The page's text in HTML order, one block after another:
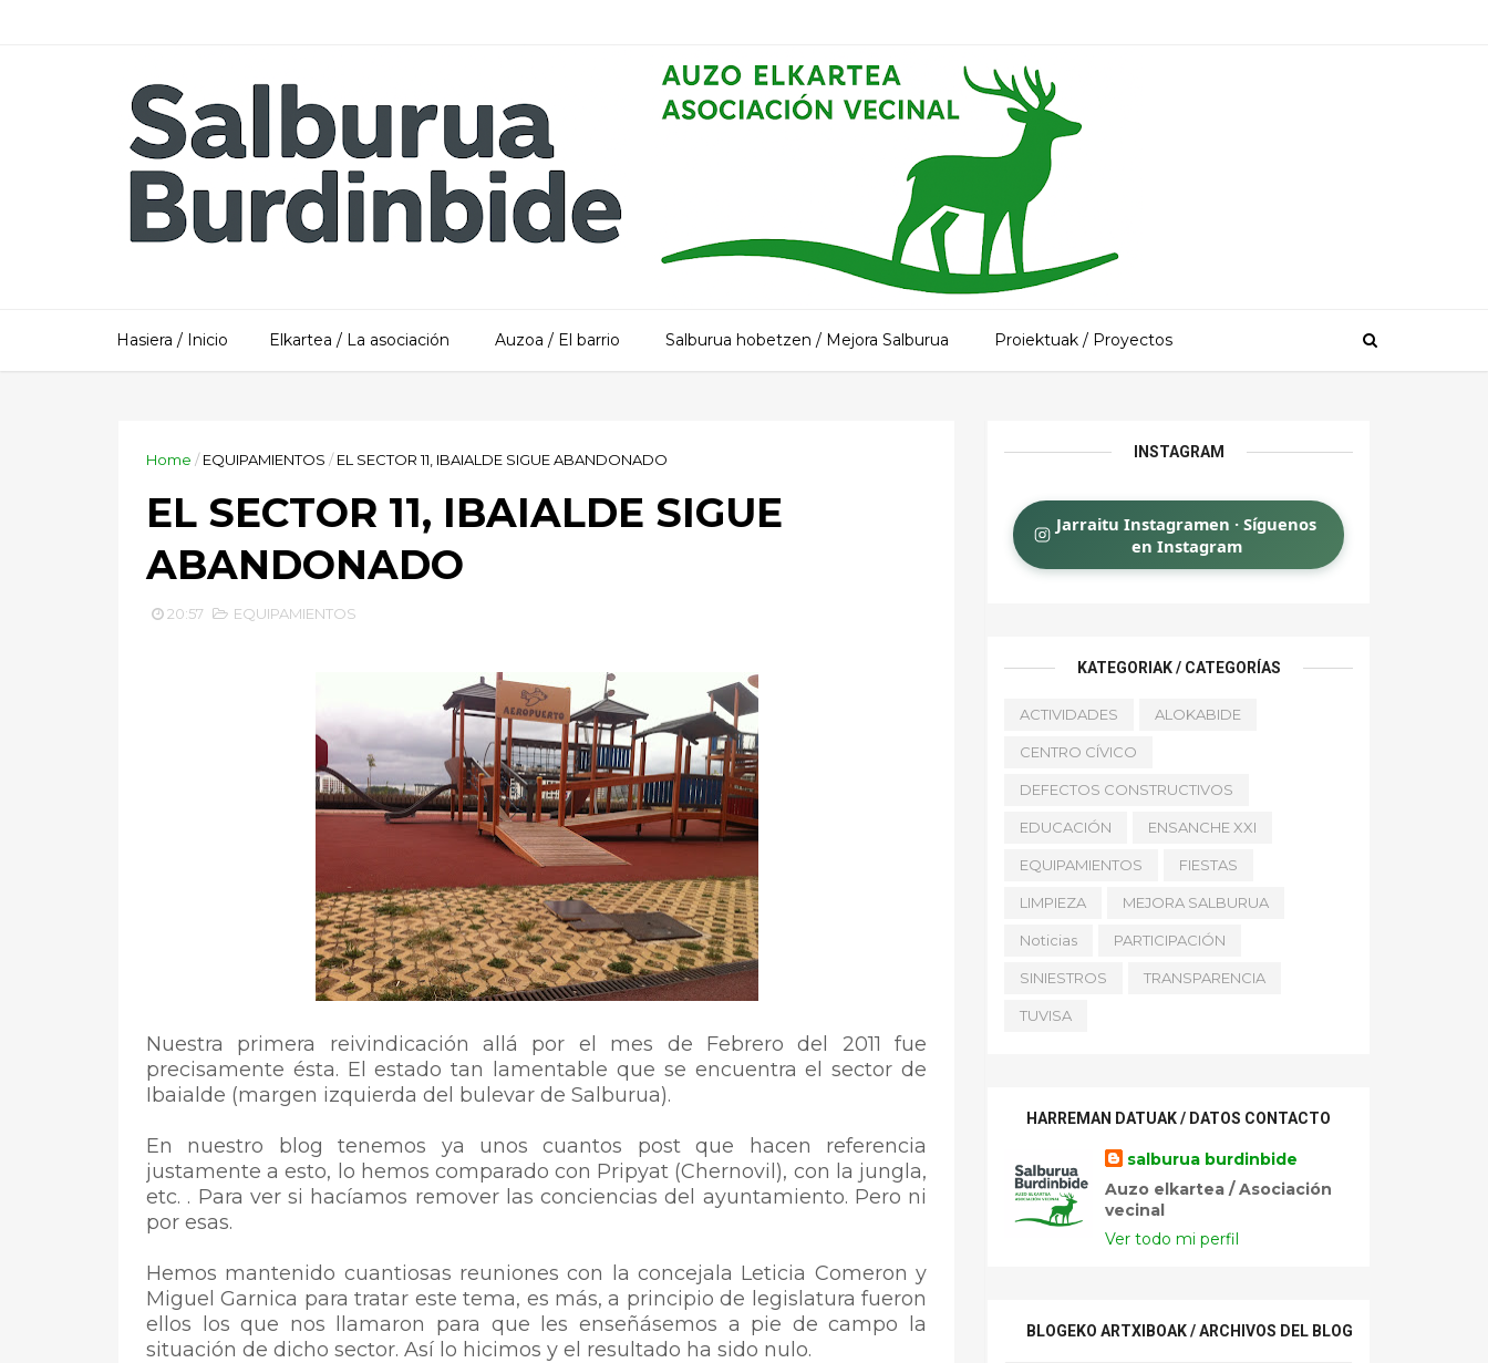
Hasiera / Inicio Elkartea / La asociación Auzoa / El barrio Salburua hobetzen / Mejora Salburua Proiektuak / Proyectos
Home / EQUIPAMIENTOS / EL SECTOR 11, IBAIALDE SIGUE ABANDONADO
EL SECTOR 11, IBAIALDE SIGUE
ABANDONADO
20:57 EQUIPAMIENTOS
Nuestra primera reivindicación allá por el mes de Febrero del 2011 fue
precisamente ésta. El estado tan lamentable que se encuentra el sector de
Ibaialde (margen izquierda del bulevar de Salburua).
En nuestro blog tenemos ya unos cuantos post que hacen referencia
justamente a esto, lo hemos comparado con Pripyat (Chernovil), con la jungla,
etc. . Para ver si hacíamos remover las conciencias del ayuntamiento. Pero ni
por esas.
Hemos mantenido cuantiosas reuniones con la concejala Leticia Comeron y
Miguel Garnica para tratar este tema, es más, a principio de legislatura fueron
ellos los que nos llamaron para que les enseñásemos a pie de campo la
situación de dicho sector. Así lo hicimos y el resultado ha sido nulo.
INSTAGRAM
Jarraitu Instagramen · Síguenos
en Instagram
KATEGORIAK / CATEGORÍAS
ACTIVIDADES ALOKABIDE
CENTRO CÍVICO
DEFECTOS CONSTRUCTIVOS
EDUCACIÓN ENSANCHE XXI
EQUIPAMIENTOS FIESTAS
LIMPIEZA MEJORA SALBURUA
Noticias PARTICIPACIÓN
SINIESTROS TRANSPARENCIA
TUVISA
HARREMAN DATUAK / DATOS CONTACTO
salburua burdinbide
Auzo elkartea / Asociación
vecinal
Ver todo mi perfil
BLOGEKO ARTXIBOAK / ARCHIVOS DEL BLOG